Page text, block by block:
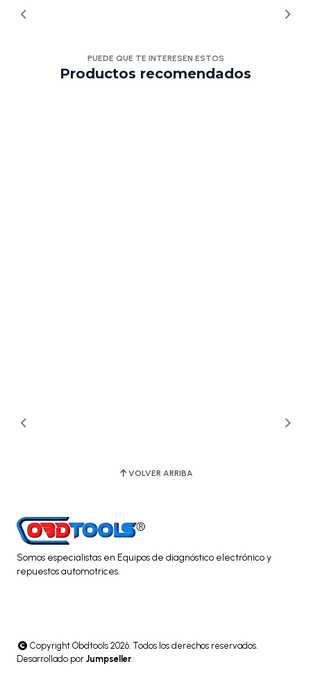
PUEDE QUE TE INTERESEN ESTOS
Productos recomendados
VOLVER ARRIBA
Somos especialistas en Equipos de diagnóstico electrónico y
repuestos automotrices.
Copyright Obdtools 2026. Todos los derechos reservados.
Desarrollado por Jumpseller